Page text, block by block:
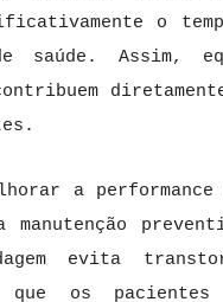
o
saúde. Assim,
a
evita
que os